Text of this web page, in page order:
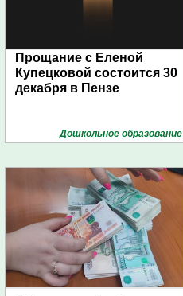
Прощание с Еленой
Купецковой состоится 30
декабря в Пензе
Дошкольное образование